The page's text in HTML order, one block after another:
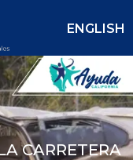
ENGLISH
CARRETERA